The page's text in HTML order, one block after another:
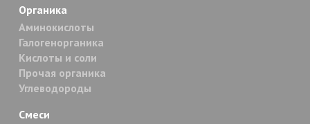
Органика
Аминокислоты
Галогенорганика
Кислоты и соли
Прочая органика
Углеводороды
Смеси